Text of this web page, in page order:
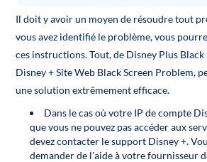
Il doit y avoir un moyen de résoudre tout
vous avez identifié le problème, vous
ces instructions. Tout, de Disney Plus Black
Disney + Site Web Black Screen Problem,
une solution extrêmement efficace.
Dans le cas où votre IP de compte
que vous ne pouvez pas accéder aux
devez contacter le support Disney +.
demander de l'aide à votre fournisseur